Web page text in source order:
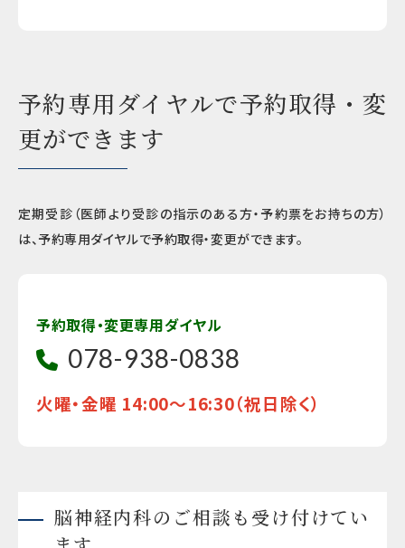
予約専用ダイヤルで予約取得・変
更ができます
定期受診（医師より受診の指示のある方・予約票をお持ちの方）
は、予約専用ダイヤルで予約取得・変更ができます。
予約取得・変更専用ダイヤル
078-938-0838
火曜・金曜 14:00～16:30（祝日除く）
脳神経内科のご相談も受け付けてい